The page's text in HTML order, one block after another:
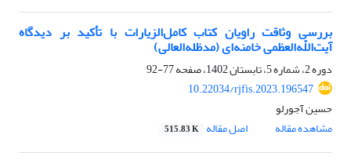
بررسی وثاقت راویان کتاب کامل‌الزیارات با تأکید بر دیدگاه
آیت‌اللّه‌العظمی خامنه‌ای (مدظله‌العالی)
دوره 2، شماره 5، تابستان 1402، صفحه
77-92
10.22034/rjfis.2023.196547
حسین آجورلو
مشاهده مقاله
اصل مقاله 515.83 K